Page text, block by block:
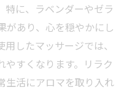
特に、ラベンダーやゼラ
があり、心を穏やかにし
したマッサージでは、
やすくなります。リラク
生活にアロマを取り入れ